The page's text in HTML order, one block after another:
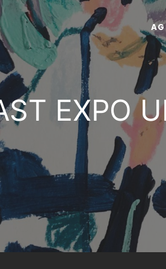
EXPO